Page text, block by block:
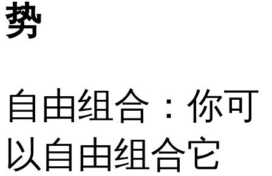
势
自由组合：你可
以自由组合它